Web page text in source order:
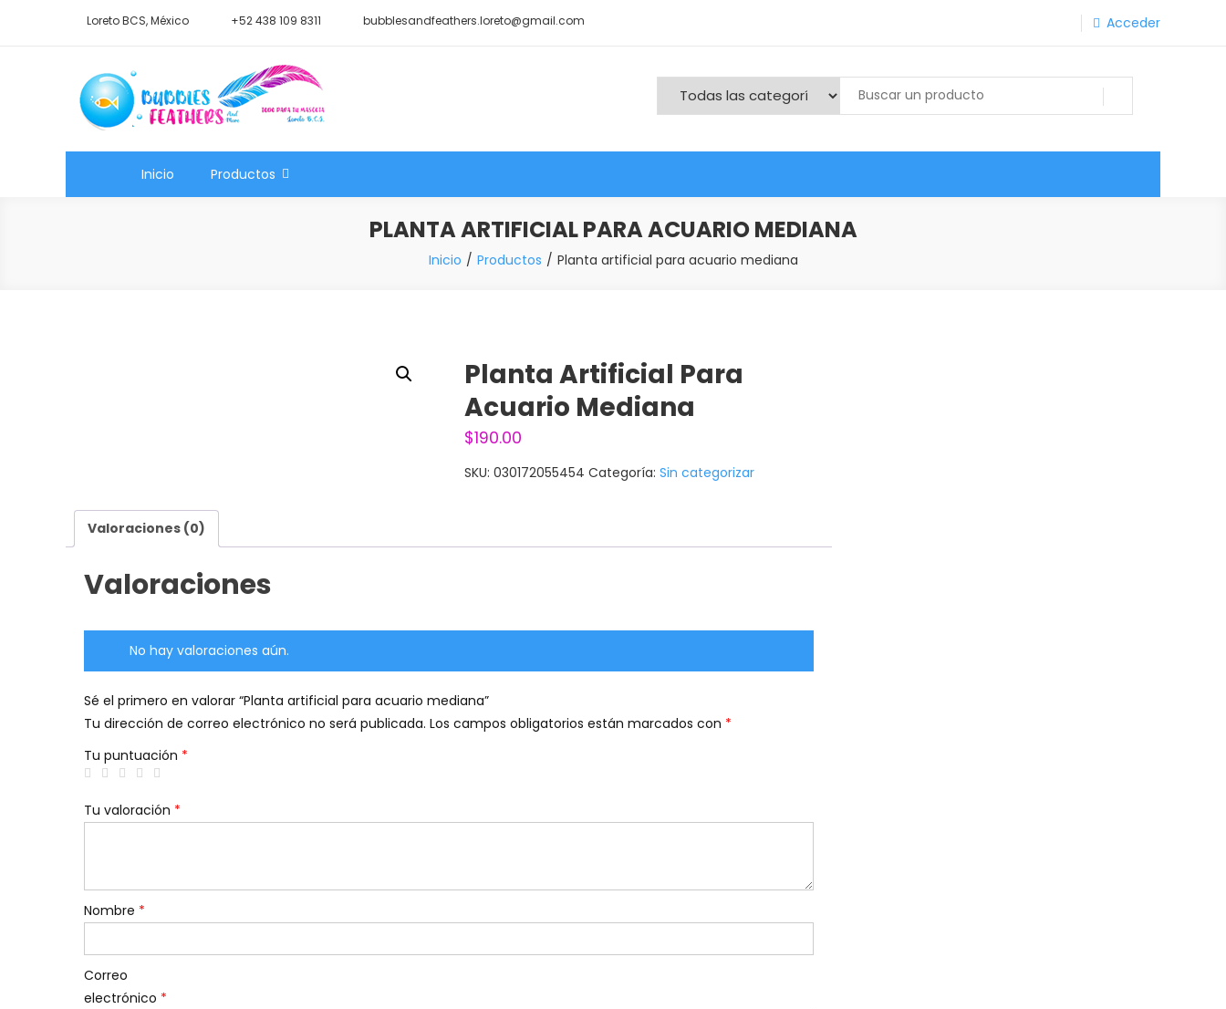
Loreto BCS, México +52 438 109 8311 bubblesandfeathers.loreto@gmail.com Acceder
Shop Bubbles Feathers And More
Inicio
Productos
PLANTA ARTIFICIAL PARA ACUARIO MEDIANA
Inicio Productos Planta artificial para acuario mediana
Planta Artificial Para
Acuario Mediana
$190.00
SKU: 030172055454 Categoría: Sin categorizar
Valoraciones (0)
Valoraciones
No hay valoraciones aún.
Sé el primero en valorar “Planta artificial para acuario mediana”
Tu dirección de correo electrónico no será publicada. Los campos obligatorios están marcados con *
Tu puntuación *
Tu valoración *
Nombre *
Correo
electrónico *